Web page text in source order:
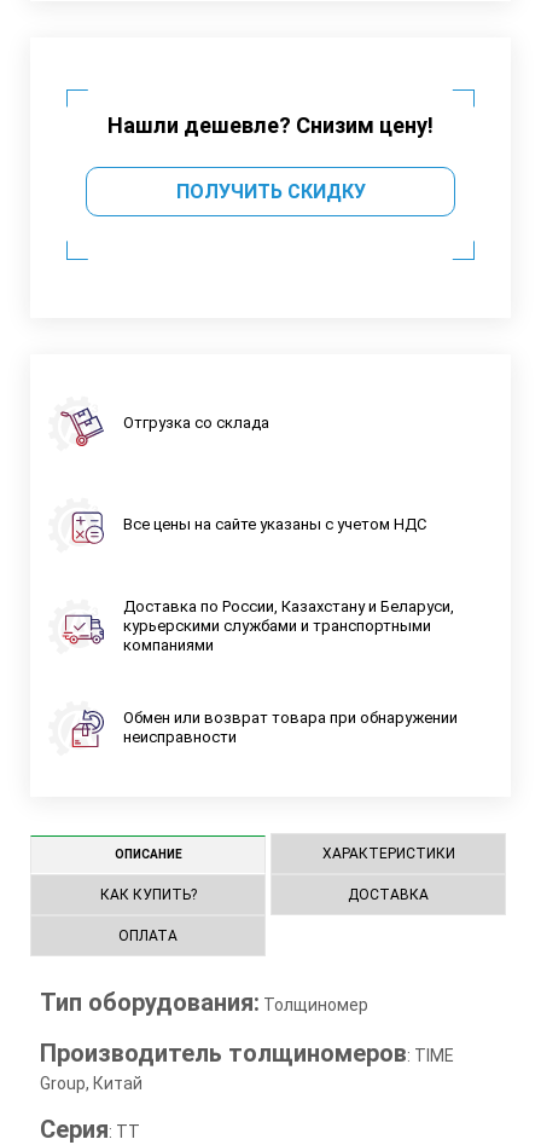
Нашли дешевле? Снизим цену!
ПОЛУЧИТЬ СКИДКУ
Отгрузка со склада
Все цены на сайте указаны с учетом НДС
Доставка по России, Казахстану и Беларуси,
курьерскими службами и транспортными
компаниями
Обмен или возврат товара при обнаружении
неисправности
ОПИСАНИЕ ХАРАКТЕРИСТИКИ
КАК КУПИТЬ? ДОСТАВКА
ОПЛАТА
Тип оборудования: Толщиномер
Производитель толщиномеров: TIME
Group, Китай
Серия: TT